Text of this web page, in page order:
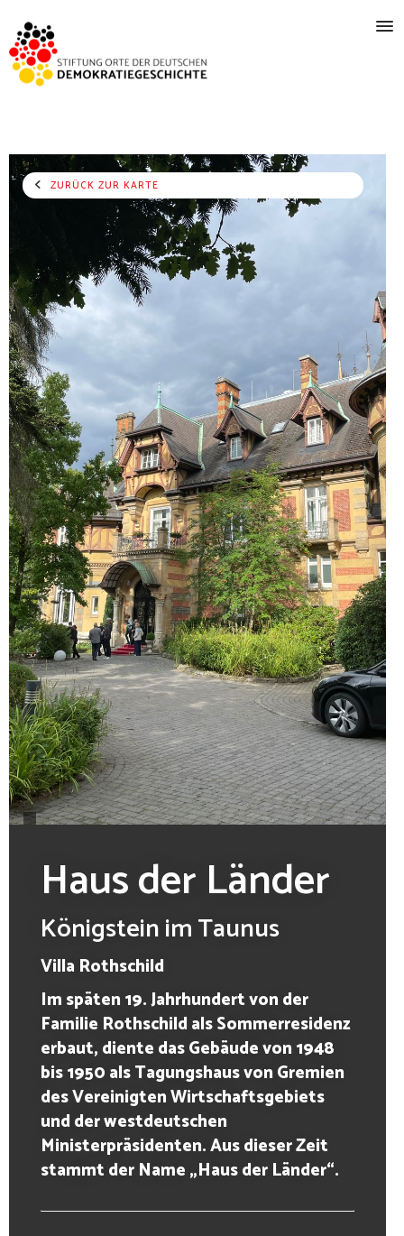
ZURÜCK ZUR KARTE
Haus der Länder
Königstein im Taunus
Villa Rothschild
Im späten 19. Jahrhundert von der
Familie Rothschild als Sommerresidenz
erbaut, diente das Gebäude von 1948
bis 1950 als Tagungshaus von Gremien
des Vereinigten Wirtschaftsgebiets
und der westdeutschen
Ministerpräsidenten. Aus dieser Zeit
stammt der Name „Haus der Länder“.